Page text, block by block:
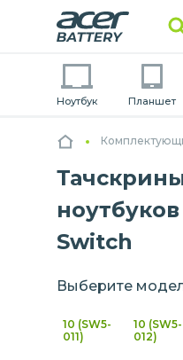
Ноутбук Планшет
Switch
Выберите
10 (SW5-
011)
10 (SW5-
012)